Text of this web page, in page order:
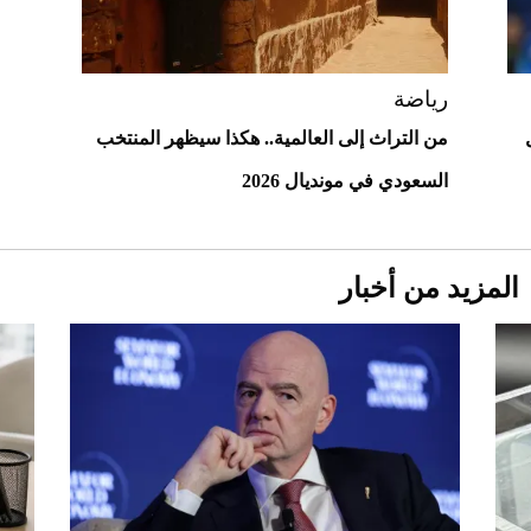
أغلى 10 عطور في العالم للرجال تمنحك فخامة
استثنائية
Aston Martin Valiant: على هوى الأبطال
رياضة
من التراث إلى العالمية.. هكذا سيظهر المنتخب
السعودي في مونديال 2026
المزيد من أخبار